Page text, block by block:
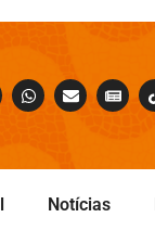
Notícias